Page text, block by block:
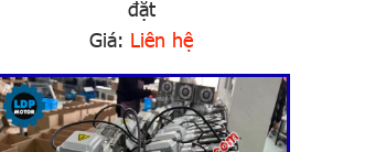
đặt
Giá: Liên hệ